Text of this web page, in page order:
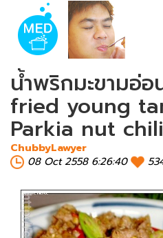
น้ำพริกมะขามอ่
fried young
Parkia nut
ChubbyLawyer
08 Oct 2558 6:26:40